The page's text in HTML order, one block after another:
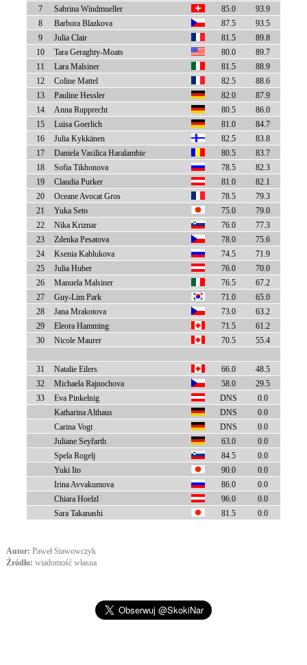
7
Sabrina Windmueller 85.0
93.9
8
Barbora Blazkova 87.5
93.5
9
Julia Clair 81.5
89.8
10
Tara Geraghty-Moats 80.0
89.7
11
Lara Malsiner 81.5
88.9
12
Coline Mattel 82.5
88.6
13
Pauline Hessler 82.0
87.9
14
Anna Rupprecht 80.5
86.0
15
Luisa Goerlich 81.0
84.7
16
Julia Kykkänen 82.5
83.8
17
Daniela Vasilica Haralambie 80.5
83.7
18
Sofia Tikhonova 78.5
82.3
19
Claudia Purker 81.0
82.1
20
Oceane Avocat Gros 78.5
79.3
21
Yuka Seto 75.0
79.0
22
Nika Kriznar 76.0
77.3
23
Zdenka Pesatova 78.0
75.6
24
Ksenia Kablukova 74.5
71.9
25
Julia Huber 76.0
70.0
26
Manuela Malsiner 76.5
67.2
27
Guy-Lim Park 71.0
65.0
28
Jana Mrakotova 73.0
63.2
29
Eleora Hamming 71.5
61.2
30
Nicole Maurer 70.5 55.4
31 Natalie Eilers 66.0
48.5
32
Michaela Rajnochova 58.0
29.5
33
Eva Pinkelnig DNS
0.0
Katharina Althaus
DNS
0.0
Carina Vogt
DNS
0.0
Juliane Seyfarth
63.0
0.0
Spela Rogelj
84.5
0.0
Yuki Ito
90.0
0.0
Irina Avvakumova
86.0
0.0
Chiara Hoelzl
96.0
0.0
Sara Takanashi
81.5 0.0
Autor: Paweł Stawowczyk
Źródło: wiadomość własna